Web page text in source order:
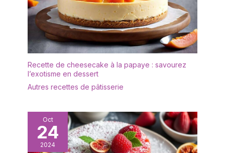
Toutes
Occasions+Garantie
Légale: Emballage soigné
et design moderne
parfait comme cadeau
de crémaillère, mariage,
Convient aux pique-
la garantie légale de
conformité 2 ans et 14
jours de rétractation
sans frais conformément
Recette de cheesecake à la papaye : savourez
l’exotisme en dessert
Autres recettes de pâtisserie
Oct
24
2024